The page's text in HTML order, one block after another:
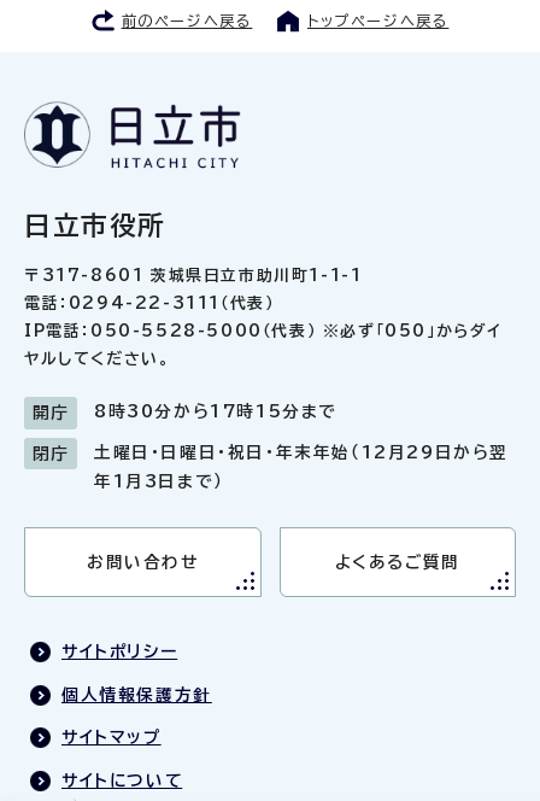
前のページへ戻る トップページへ戻る
日立市役所
〒317-8601 茨城県日立市助川町1-1-1
電話：0294-22-3111（代表）
IP電話：050-5528-5000（代表） ※必ず「050」からダイ
ヤルしてください。
開庁 8時30分から17時15分まで
閉庁
土曜日・日曜日・祝日・年末年始（12月29日から翌
年1月3日まで）
お問い合わせ よくあるご質問
サイトポリシー
個人情報保護方針
サイトマップ
サイトについて